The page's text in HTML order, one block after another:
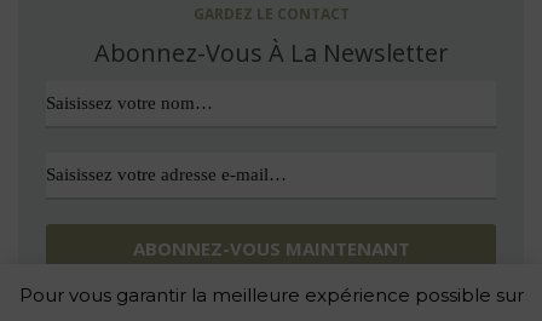
GARDEZ LE CONTACT
Abonnez-Vous À La Newsletter
Avec nous, pas d’indésirable. Vous pouvez vous désinscrire quand
Pour vous garantir la meilleure expérience possible sur